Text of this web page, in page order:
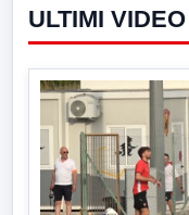
ULTIMI VIDEO